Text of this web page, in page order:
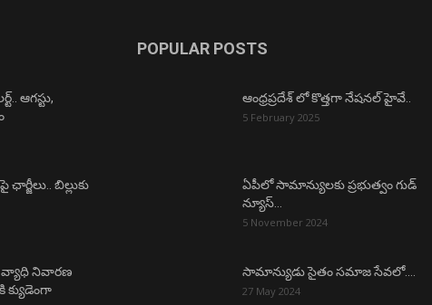
ఆగస్టు,
బిల్లుకు
పై వ్యాధి నివారణ
POPULAR POSTS
ఆంధ్రప్రదేశ్ లో కొత్తగా నేషనల్ హైవే..
5 February 2025
ఏపీలో సామాన్యులకు ప్రభుత్వం గుడ్
న్యూస్…
5 November 2024
సామాన్యుడు సైతం సమాజ సేవలో….
27 May 2024